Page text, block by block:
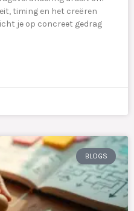
timing en het creëren
je op concreet gedrag
BLOGS